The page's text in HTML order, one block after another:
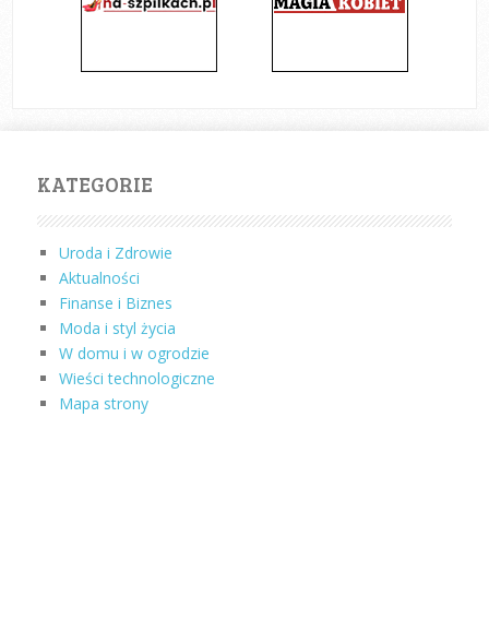
KATEGORIE
Uroda i Zdrowie
Aktualności
Finanse i Biznes
Moda i styl życia
W domu i w ogrodzie
Wieści technologiczne
Mapa strony